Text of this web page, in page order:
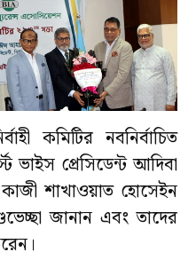
কমিটির নবনির্বাচিত
ভাইস প্রেসিডেন্ট আদিবা
শাখাওয়াত হোসেইন
জানান এবং তাদের